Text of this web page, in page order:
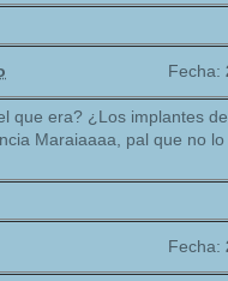
Fecha:
que era? ¿Los implantes
Maraiaaaa, pal que no
Fecha: